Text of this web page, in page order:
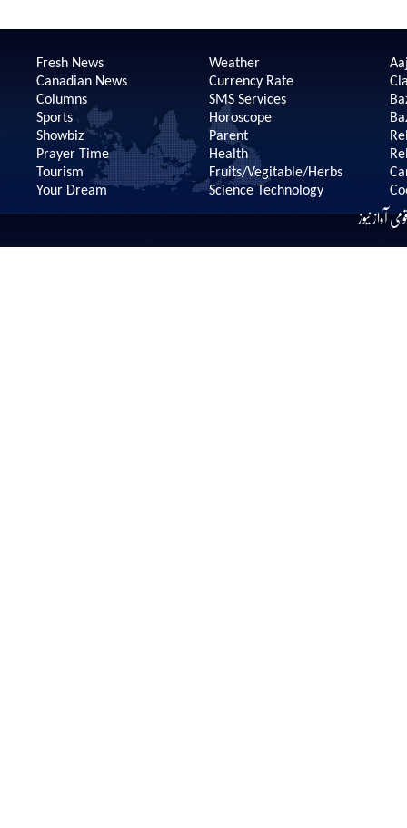
Fresh News
Canadian News
Columns
Sports
Showbiz
Prayer Time
Tourism
Your Dream
Weather
Currency Rate
SMS Services
Horoscope
Parent
Health
Fruits/Vegitable/Herbs
Science Technology